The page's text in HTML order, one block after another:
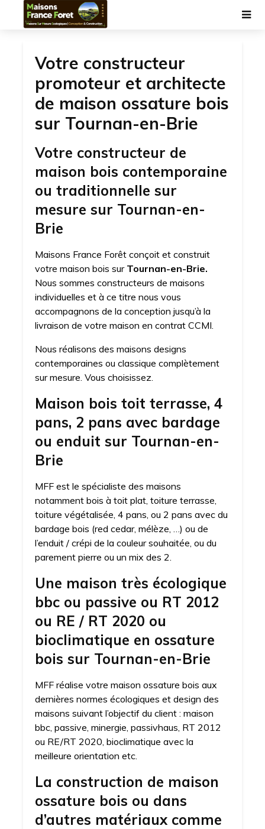
Votre constructeur
promoteur et architecte
de maison ossature bois
sur Tournan-en-Brie
Votre constructeur de
maison bois contemporaine
ou traditionnelle sur
mesure sur Tournan-en-
Brie
Maisons France Forêt conçoit et construit
votre maison bois sur Tournan-en-Brie.
Nous sommes constructeurs de maisons
individuelles et à ce titre nous vous
accompagnons de la conception jusqu’à la
livraison de votre maison en contrat CCMI.
Nous réalisons des maisons designs
contemporaines ou classique complètement
sur mesure. Vous choisissez.
Maison bois toit terrasse, 4
pans, 2 pans avec bardage
ou enduit sur Tournan-en-
Brie
MFF est le spécialiste des maisons
notamment bois à toit plat, toiture terrasse,
toiture végétalisée, 4 pans, ou 2 pans avec du
bardage bois (red cedar, mélèze, …) ou de
l’enduit / crépi de la couleur souhaitée, ou du
parement pierre ou un mix des 2.
Une maison très écologique
bbc ou passive ou RT 2012
ou RE / RT 2020 ou
bioclimatique en ossature
bois sur Tournan-en-Brie
MFF réalise votre maison ossature bois aux
dernières normes écologiques et design des
maisons suivant l’objectif du client : maison
bbc, passive, minergie, passivhaus, RT 2012
ou RE/RT 2020, bioclimatique avec la
meilleure orientation etc.
La construction de maison
ossature bois ou dans
d’autres matériaux comme